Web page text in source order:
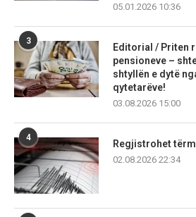
05.01.2026 10:36
3
Editorial / Priten
pensioneve –
shtyllën e dytë
qytetarëve!
03.08.2026 15:00
4
Regjistrohet
02.08.2026 22:34